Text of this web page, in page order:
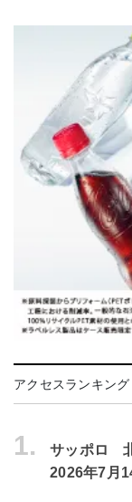
アクセスランキング
1.
サッポロ
2026年7月